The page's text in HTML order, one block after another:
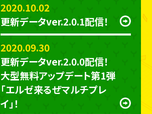
2020.10.02
更新データver.2.0.1配信！
2020.09.30
更新データver.2.0.0配信！
大型無料アップデート第1弾
「エルゼ来るぜマルチプレ
イ」！